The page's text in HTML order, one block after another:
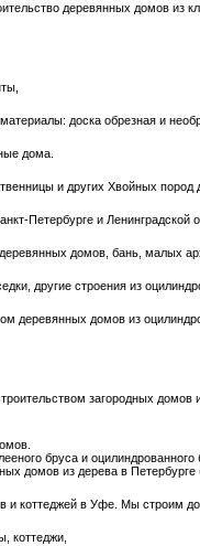
деревянных домов из
доска обрезная и
дома.
и других Хвойных пород
Петербурге и
домов, бань, малых
другие строения из
деревянных домов из
загородных
бруса и оцилиндрованного
домов из дерева в
коттеджей в Уфе. Мы строим
коттеджи,